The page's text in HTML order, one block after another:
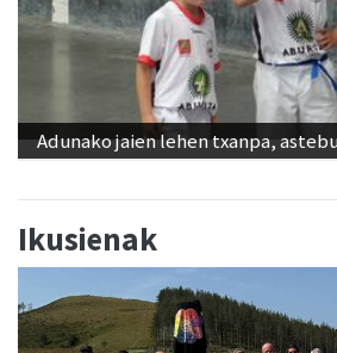
Adunako jaien lehen txanpa,
Ikusienak